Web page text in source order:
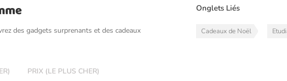
des gadgets surprenants et des cadeaux
Onglets Liés
Cadeaux de Noël
PRIX (LE PLUS CHER)